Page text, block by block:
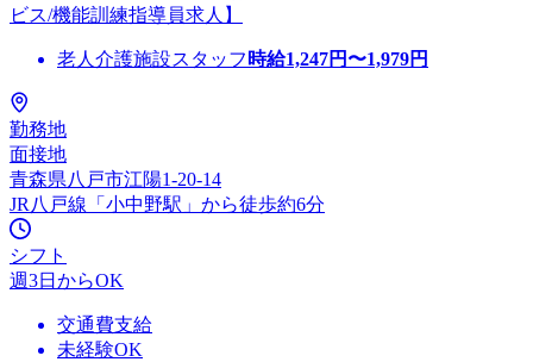
ビス/機能訓練指導員求人】
老人介護施設スタッフ 時給1,247円〜1,979円
勤務地
面接地
青森県八戸市江陽1-20-14
JR八戸線「小中野駅」から徒歩約6分
シフト
週3日からOK
交通費支給
未経験OK